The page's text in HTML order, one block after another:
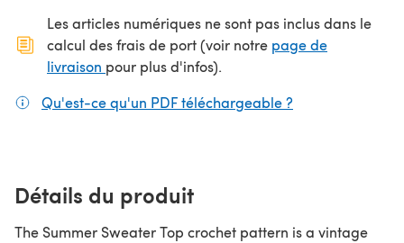
Les articles numériques ne sont pas inclus dans le
calcul des frais de port (voir notre page de
livraison (s'ouvre dans un nouvel onglet)
pour plus d'infos).
Qu'est-ce qu'un PDF téléchargeable ?
Détails du produit
The Summer Sweater Top crochet pattern is a vintage